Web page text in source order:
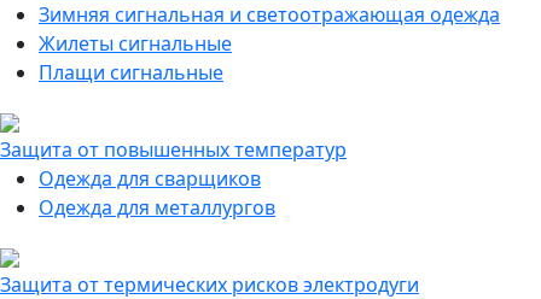
Зимняя сигнальная и светоотражающая одежда
Жилеты сигнальные
Плащи сигнальные
Защита от повышенных температур
Одежда для сварщиков
Одежда для металлургов
Защита от термических рисков электродуги